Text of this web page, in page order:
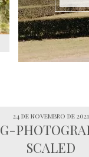
24 de novembro de 2021
SCALED